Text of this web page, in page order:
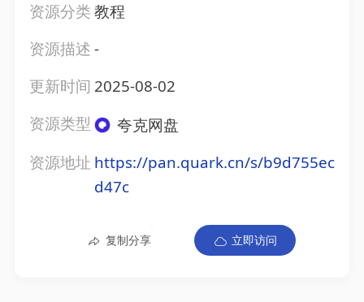
资源分类教程
资源描述-
更新时间 2025-08-02
资源类型
夸克网盘
资源地址 https://pan.quark.cn/s/b9d755ec
d47c
复制分享 立即访问